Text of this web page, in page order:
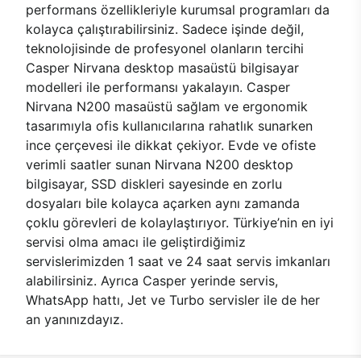
performans özellikleriyle kurumsal programları da
kolayca çalıştırabilirsiniz. Sadece işinde değil,
teknolojisinde de profesyonel olanların tercihi
Casper Nirvana desktop masaüstü bilgisayar
modelleri ile performansı yakalayın. Casper
Nirvana N200 masaüstü sağlam ve ergonomik
tasarımıyla ofis kullanıcılarına rahatlık sunarken
ince çerçevesi ile dikkat çekiyor. Evde ve ofiste
verimli saatler sunan Nirvana N200 desktop
bilgisayar, SSD diskleri sayesinde en zorlu
dosyaları bile kolayca açarken aynı zamanda
çoklu görevleri de kolaylaştırıyor. Türkiye’nin en iyi
servisi olma amacı ile geliştirdiğimiz
servislerimizden 1 saat ve 24 saat servis imkanları
alabilirsiniz. Ayrıca Casper yerinde servis,
WhatsApp hattı, Jet ve Turbo servisler ile de her
an yanınızdayız.